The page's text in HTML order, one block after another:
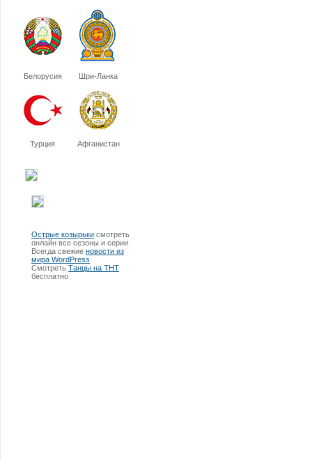
Белорусия Шри-Ланка
Турция Афганистан
Острые козырьки смотреть
онлайн все сезоны и серии.
Всегда свежие новости из
мира WordPress
Смотреть Танцы на ТНТ
бесплатно